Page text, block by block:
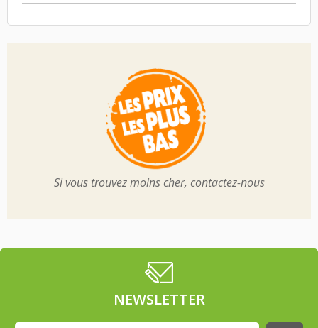
Si vous trouvez moins cher, contactez-nous
NEWSLETTER